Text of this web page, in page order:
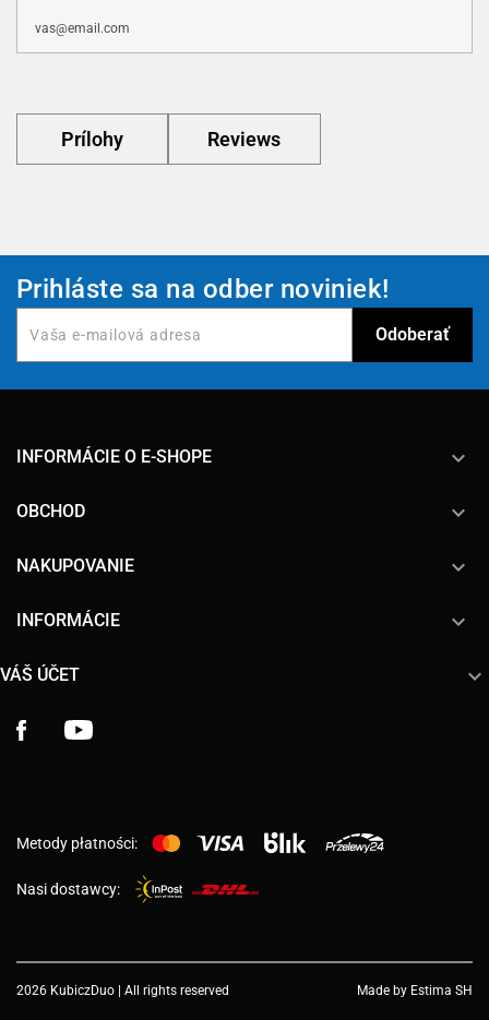
Prílohy Reviews
Prihláste sa na odber noviniek!
INFORMÁCIE O E-SHOPE keyboard_arrow_down
OBCHOD 
NAKUPOVANIE 
INFORMÁCIE 
VÁŠ ÚČET 
Facebook
Metody płatności:
Nasi dostawcy:
2026 KubiczDuo | All rights reserved Made by Estima SH